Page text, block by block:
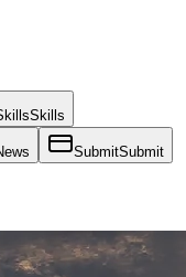
Skills
SubmitSubmit